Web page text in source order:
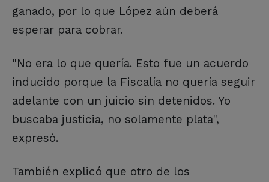
ganado, por lo que López aún deberá
esperar para cobrar.
"No era lo que quería. Esto fue un acuerdo
inducido porque la Fiscalía no quería seguir
adelante con un juicio sin detenidos. Yo
buscaba justicia, no solamente plata",
expresó.
También explicó que otro de los